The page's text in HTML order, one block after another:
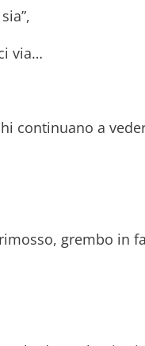
via…
continuano a
grembo in